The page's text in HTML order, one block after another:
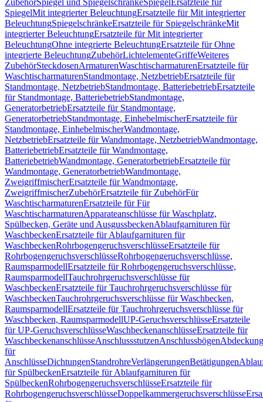
ZubehörSpiegel und SpiegelschränkeSpiegel Ersatzteile für
SpiegelMit integrierter BeleuchtungErsatzteile für Mit integrierter
BeleuchtungSpiegelschränkeErsatzteile für SpiegelschränkeMit
integrierter BeleuchtungErsatzteile für Mit integrierter
BeleuchtungOhne integrierte BeleuchtungErsatzteile für Ohne
integrierte BeleuchtungZubehörLichtelementeGriffeWeiteres
ZubehörSteckdosenArmaturenWaschtischarmaturenErsatzteile für
WaschtischarmaturenStandmontage, NetzbetriebErsatzteile für
Standmontage, NetzbetriebStandmontage, BatteriebetriebErsatzteile
für Standmontage, BatteriebetriebStandmontage,
GeneratorbetriebErsatzteile für Standmontage,
GeneratorbetriebStandmontage, EinhebelmischerErsatzteile für
Standmontage, EinhebelmischerWandmontage,
NetzbetriebErsatzteile für Wandmontage, NetzbetriebWandmontage,
BatteriebetriebErsatzteile für Wandmontage,
BatteriebetriebWandmontage, GeneratorbetriebErsatzteile für
Wandmontage, GeneratorbetriebWandmontage,
ZweigriffmischerErsatzteile für Wandmontage,
ZweigriffmischerZubehörErsatzteile für ZubehörFür
WaschtischarmaturenErsatzteile für Für
WaschtischarmaturenApparateanschlüsse für Waschplatz,
Spülbecken, Geräte und AusgussbeckenAblaufgarnituren für
WaschbeckenErsatzteile für Ablaufgarnituren für
WaschbeckenRohrbogengeruchsverschlüsseErsatzteile für
RohrbogengeruchsverschlüsseRohrbogengeruchsverschlüsse,
RaumsparmodellErsatzteile für Rohrbogengeruchsverschlüsse,
RaumsparmodellTauchrohrgeruchsverschlüsse für
WaschbeckenErsatzteile für Tauchrohrgeruchsverschlüsse für
WaschbeckenTauchrohrgeruchsverschlüsse für Waschbecken,
RaumsparmodellErsatzteile für Tauchrohrgeruchsverschlüsse für
Waschbecken, RaumsparmodellUP-GeruchsverschlüsseErsatzteile
für UP-GeruchsverschlüsseWaschbeckenanschlüsseErsatzteile für
WaschbeckenanschlüsseAnschlussstutzenAnschlussbögen
für
AnschlüsseDichtungenStandrohreVerlängerungenBetätigungen
für SpülbeckenErsatzteile für Ablaufgarnituren für
SpülbeckenRohrbogengeruchsverschlüsseErsatzteile für
RohrbogengeruchsverschlüsseDoppelkammergeruchsverschlüsse